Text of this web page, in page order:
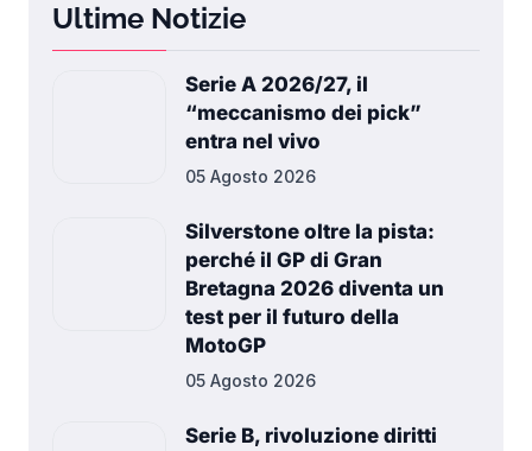
Ultime Notizie
Serie A 2026/27, il
“meccanismo dei pick”
entra nel vivo
05 Agosto 2026
Silverstone oltre la pista:
perché il GP di Gran
Bretagna 2026 diventa un
test per il futuro della
MotoGP
05 Agosto 2026
Serie B, rivoluzione diritti